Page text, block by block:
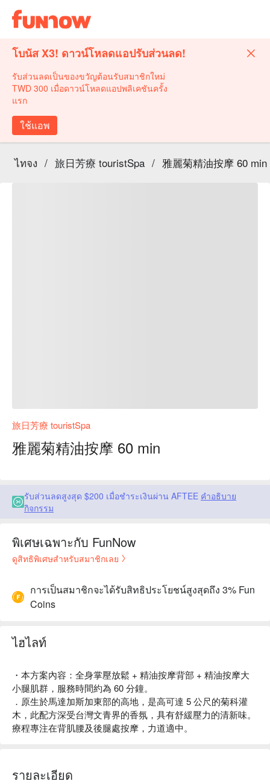
โบนัส X3! ดาวน์โหลดแอปรับส่วนลด!
รับส่วนลดเป็นของขวัญต้อนรับสมาชิกใหม่
TWD 300 เมื่อดาวน์โหลดแอปพลิเคชันครั้ง
แรก
ใช้แอพ
ไทจง / 旅日芳療 touristSpa / 雅麗菊精油按摩 60 min
旅日芳療 touristSpa
雅麗菊精油按摩 60 min
รับส่วนลดสูงสุด $200 เมื่อชำระเงินผ่าน AFTEE คำอธิบาย
กิจกรรม
พิเศษเฉพาะกับ FunNow
ดูสิทธิพิเศษสำหรับสมาชิกเลย
การเป็นสมาชิกจะได้รับสิทธิประโยชน์สูงสุดถึง 3% Fun
Coins
ไฮไลท์
・本方案內容：全身掌壓放鬆 + 精油按摩背部 + 精油按摩大
小腿肌群，服務時間約為 60 分鐘。
．原生於馬達加斯加東部的高地，是高可達 5 公尺的菊科灌
木，此配方深受台灣文青界的香氛，具有舒緩壓力的清新味。
療程專注在背肌腰及後腿處按摩，力道適中。
รายละเอียด